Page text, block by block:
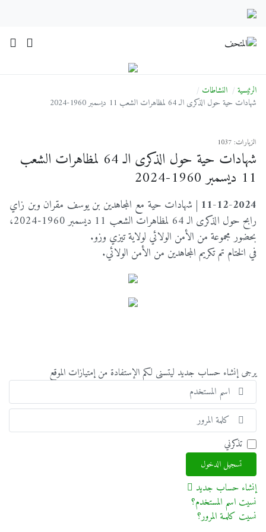
الرئيسية
النشاطات
شهادات حية حول الذكرى الـ 64 لمظاهرات الشعب 11 ديسمبر 1960-2024
الزيارات: 1037
شهادات حية حول الذكرى الـ 64 لمظاهرات الشعب
11 ديسمبر 1960-2024
11-12-2024 | شهادات حية مع المجاهدين بن يوسف مقران وبن زاي
رابح حول الذكرى الـ 64 لمظاهرات الشعب 11 ديسمبر 1960-2024،
بحضور مجموعة من الأمن الولائي لولاية تيزي وزو.
في الختام تم تكريم المجاهدين من الأمن الولائي.
يرجى إنشاء حساب جديد ليتسنى لكم الإستفادة من إمتيازات الموقع
اسم
تذكرني
تسجيل الدخول
إنشاء حساب جديد
نسيت اسم المستخدم؟
نسيت كلمـة المرور؟